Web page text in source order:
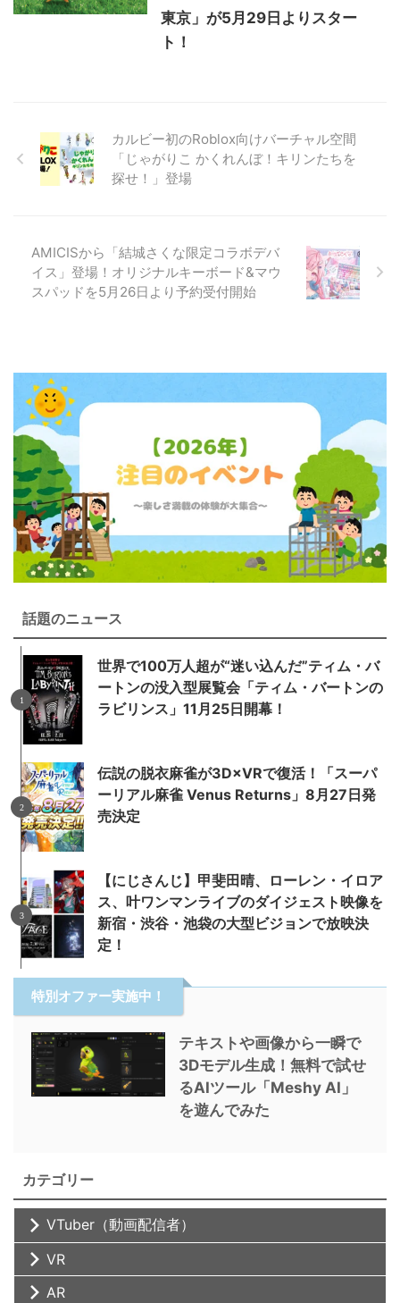
東京」が5月29日よりスター
ト！
カルビー初のRoblox向けバーチャル空間
「じゃがりこ かくれんぼ！キリンたちを
探せ！」登場
AMICISから「結城さくな限定コラボデバ
イス」登場！オリジナルキーボード&マウ
スパッドを5月26日より予約受付開始
話題のニュース
世界で100万人超が“迷い込んだ”ティム・バ
ートンの没入型展覧会「ティム・バートンの
ラビリンス」11月25日開幕！
伝説の脱衣麻雀が3D×VRで復活！「スーパ
ーリアル麻雀 Venus Returns」8月27日発
売決定
【にじさんじ】甲斐田晴、ローレン・イロア
ス、叶ワンマンライブのダイジェスト映像を
新宿・渋谷・池袋の大型ビジョンで放映決
定！
特別オファー実施中！
テキストや画像から一瞬で
3Dモデル生成！無料で試せ
るAIツール「Meshy AI」
を遊んでみた
カテゴリー
VTuber（動画配信者）
VR
AR